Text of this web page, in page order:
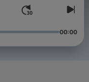
00:00